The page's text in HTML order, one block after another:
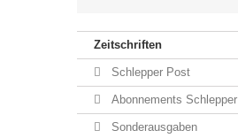
Zeitschriften
Schlepper Post
Abonnements
Sonderausgaben